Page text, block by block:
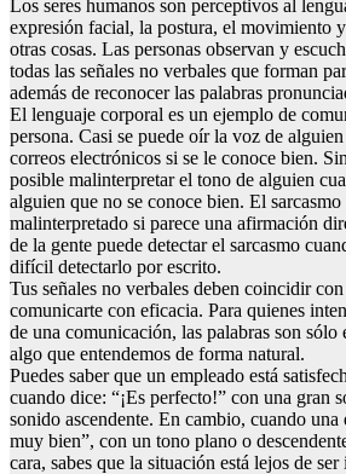
Los seres humanos son perceptivos al
expresión facial, la postura, el movimiento
otras cosas. Las personas observan y
todas las señales no verbales que forman
además de reconocer las palabras
El lenguaje corporal es un ejemplo de
persona. Casi se puede oír la voz de
correos electrónicos si se le conoce bien.
posible malinterpretar el tono de alguien
alguien que no se conoce bien. El sarcasmo
malinterpretado si parece una afirmación
de la gente puede detectar el sarcasmo
difícil detectarlo por escrito.
Tus señales no verbales deben coincidir
comunicarte con eficacia. Para quienes
de una comunicación, las palabras son sólo
algo que entendemos de forma natural.
Puedes saber que un empleado está
cuando dice: “¡Es perfecto!” con una gran
sonido ascendente. En cambio, cuando una
muy bien”, con un tono plano o
cara, sabes que la situación está lejos de ser